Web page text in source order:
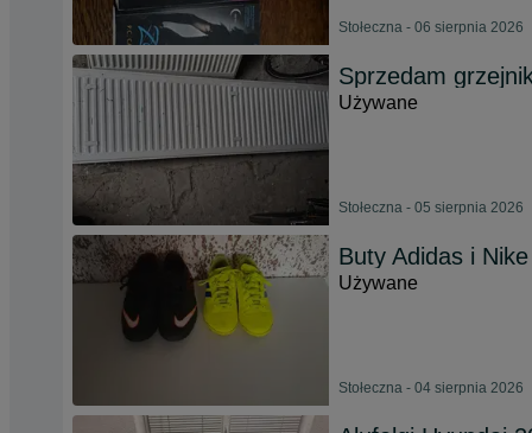
Stołeczna - 06 sierpnia 2026
Sprzedam
Używane
Stołeczna - 05 sierpnia 2026
Buty Adidas i Nike
Używane
Stołeczna - 04 sierpnia 2026